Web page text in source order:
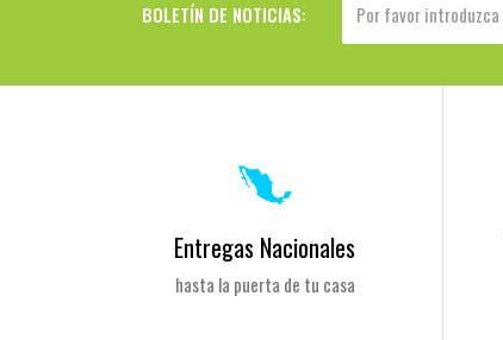
BOLETÍN DE NOTICIAS:
Entregas Nacionales
hasta la puerta de tu casa